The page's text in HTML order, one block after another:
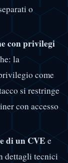
o
con privilegi
la
come
si restringe
con accesso
di un CVEe
dettagli tecnici